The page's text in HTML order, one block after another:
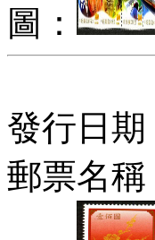
圖：
發行日期
郵票名稱